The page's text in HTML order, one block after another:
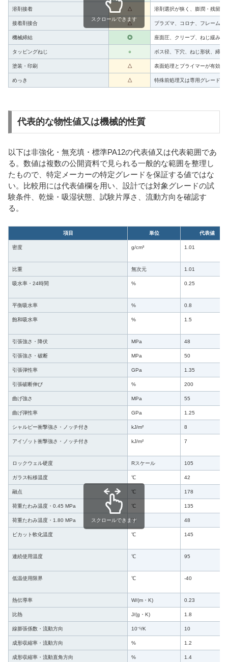
溶剤接着 △ 溶剤選択が狭く、膨潤・残留溶
接着剤接合 △ プラズマ、コロナ、フレーム、
機械締結 ◎ 座面圧、クリープ、ねじ緩み、
タッピングねじ ○ ボス径、下穴、ねじ形状、締付
塗装・印刷 △ 表面処理とプライマーが有効。
めっき △ 特殊前処理又は専用グレードを
スクロールできます
代表的な物性値又は機械的性質
以下は非強化・無充填・標準PA12の代表値又は代表範囲であ
る。数値は複数の公開資料で見られる一般的な範囲を整理し
たもので、特定メーカーの特定グレードを保証する値ではな
い。比較用には代表値欄を用い、設計では対象グレードの試
験条件、乾燥・吸湿状態、試験片厚さ、流動方向を確認す
る。
項目 単位 代表値
密度 g/cm³ 1.01
比重 無次元 1.01
吸水率・24時間 % 0.25
平衡吸水率 % 0.8
飽和吸水率 % 1.5
引張強さ・降伏 MPa 48
引張強さ・破断 MPa 50
引張弾性率 GPa 1.35
引張破断伸び % 200
曲げ強さ MPa 55
曲げ弾性率 GPa 1.25
シャルピー衝撃強さ・ノッチ付き kJ/m² 8
アイゾット衝撃強さ・ノッチ付き kJ/m² 7
ロックウェル硬度 Rスケール 105
ガラス転移温度 ℃ 42
融点 ℃ 178
荷重たわみ温度・0.45 MPa ℃ 135
荷重たわみ温度・1.80 MPa ℃ 48
ビカット軟化温度 ℃ 145
連続使用温度 ℃ 95
低温使用限界 ℃ -40
熱伝導率 W/(m・K) 0.23
比熱 J/(g・K) 1.8
線膨張係数・流動方向 10⁻⁵/K 10
成形収縮率・流動方向 % 1.2
成形収縮率・流動直角方向 % 1.4
スクロールできます